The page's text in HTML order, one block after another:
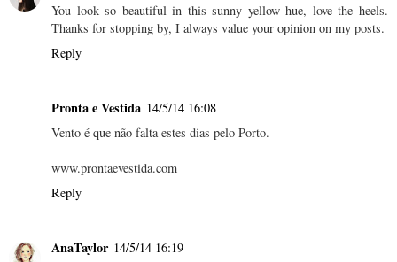
You look so beautiful in this sunny yellow hue, love the heels.
Thanks for stopping by, I always value your opinion on my posts.
Reply
Pronta e Vestida 14/5/14 16:08
Vento é que não falta estes dias pelo Porto.
www.prontaevestida.com
Reply
AnaTaylor 14/5/14 16:19